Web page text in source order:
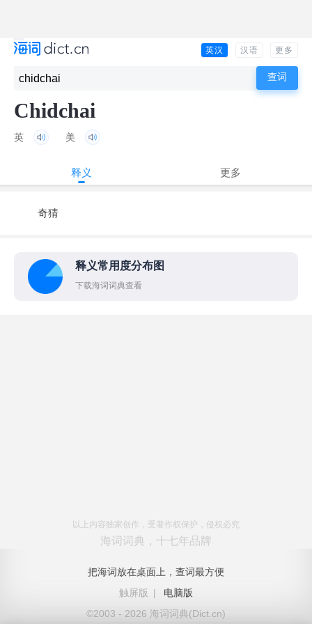
英汉 汉语 更多
Chidchai
英 美
释义 更多
奇猜
释义常用度分布图
下载海词词典查看
以上内容独家创作，受著作权保护，侵权必究
海词词典，十七年品牌
把海词放在桌面上，查词最方便
触屏版
|
电脑版
©2003 - 2026 海词词典(Dict.cn)